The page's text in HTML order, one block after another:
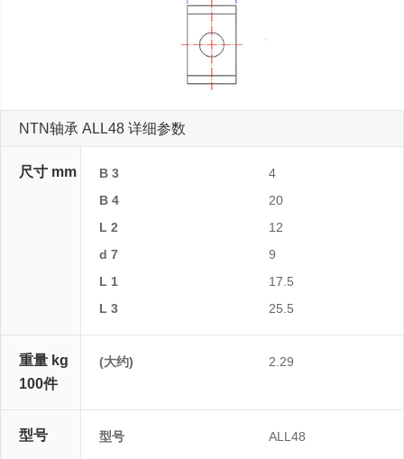
NTN轴承 ALL48 详细参数
尺寸 mm B 3
4
B 4
20
L 2
12
d 7
9
L 1
17.5
L 3
25.5
重量 kg
100件
(大约) 2.29
型号 型号 ALL48